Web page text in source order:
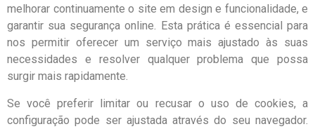
melhorar continuamente o site em design e funcionalidade, e
garantir sua segurança online. Esta prática é essencial para
nos permitir oferecer um serviço mais ajustado às suas
necessidades e resolver qualquer problema que possa
surgir mais rapidamente.
Se você preferir limitar ou recusar o uso de cookies, a
configuração pode ser ajustada através do seu navegador.